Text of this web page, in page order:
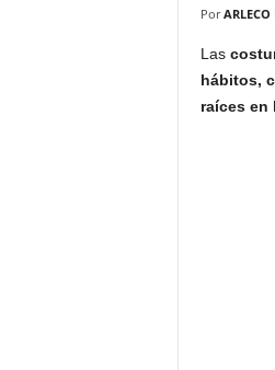
Por ARLECO
Las
hábitos,
raíces en